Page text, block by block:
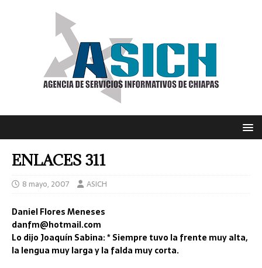
ENLACES 311
8 mayo, 2007 ASICH
Daniel Flores Meneses
danfm@hotmail.com
Lo dijo Joaquín Sabina: * Siempre tuvo la frente muy alta,
la lengua muy larga y la falda muy corta.